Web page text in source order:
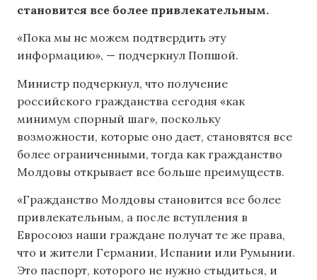
становится все более привлекательным.
«Пока мы не можем подтвердить эту
информацию», — подчеркнул Попшой.
Министр подчеркнул, что получение
российского гражданства сегодня «как
минимум спорный шаг», поскольку
возможности, которые оно дает, становятся все
более ограниченными, тогда как гражданство
Молдовы открывает все больше преимуществ.
«Гражданство Молдовы становится все более
привлекательным, а после вступления в
Евросоюз наши граждане получат те же права,
что и жители Германии, Испании или Румынии.
Это паспорт, которого не нужно стыдиться, и